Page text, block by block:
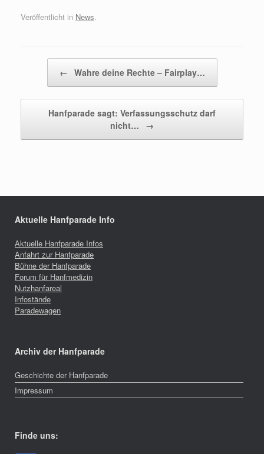
Veröffentlicht in News.
← Wahre deine Rechte – Fairplay…
Hanfparade sagt: Verfassungsschutz darf
nicht…
→
Aktuelle Hanfparade Info
Aktuelle Hanfparade Infos
Anfahrt zur Hanfparade
Bühne der Hanfparade
Forum für Hanfmedizin
Nutzhanfareal
Infostände
Paradewagen
Archiv der Hanfparade
Geschichte der Hanfparade
Impressum
Finde uns: